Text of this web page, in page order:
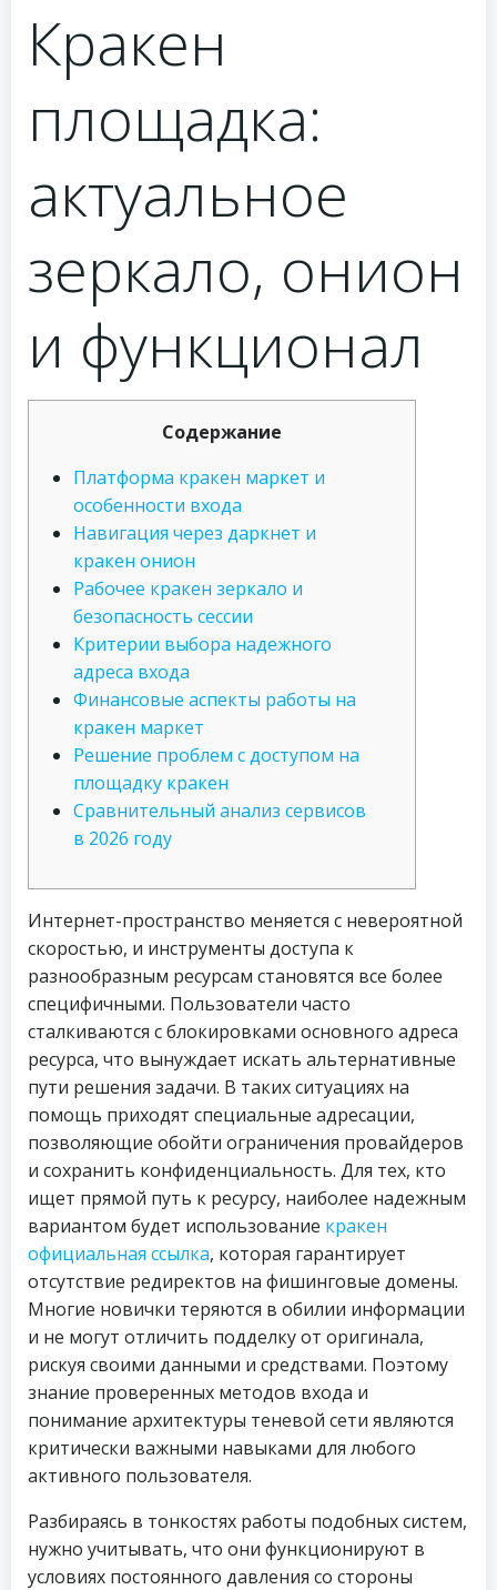
Кракен
площадка:
актуальное
зеркало, онион
и функционал
Содержание
Платформа кракен маркет и
особенности входа
Навигация через даркнет и
кракен онион
Рабочее кракен зеркало и
безопасность сессии
Критерии выбора надежного
адреса входа
Финансовые аспекты работы на
кракен маркет
Решение проблем с доступом на
площадку кракен
Сравнительный анализ сервисов
в 2026 году
Интернет-пространство меняется с невероятной
скоростью, и инструменты доступа к
разнообразным ресурсам становятся все более
специфичными. Пользователи часто
сталкиваются с блокировками основного адреса
ресурса, что вынуждает искать альтернативные
пути решения задачи. В таких ситуациях на
помощь приходят специальные адресации,
позволяющие обойти ограничения провайдеров
и сохранить конфиденциальность. Для тех, кто
ищет прямой путь к ресурсу, наиболее надежным
вариантом будет использование кракен
официальная ссылка, которая гарантирует
отсутствие редиректов на фишинговые домены.
Многие новички теряются в обилии информации
и не могут отличить подделку от оригинала,
рискуя своими данными и средствами. Поэтому
знание проверенных методов входа и
понимание архитектуры теневой сети являются
критически важными навыками для любого
активного пользователя.
Разбираясь в тонкостях работы подобных систем,
нужно учитывать, что они функционируют в
условиях постоянного давления со стороны